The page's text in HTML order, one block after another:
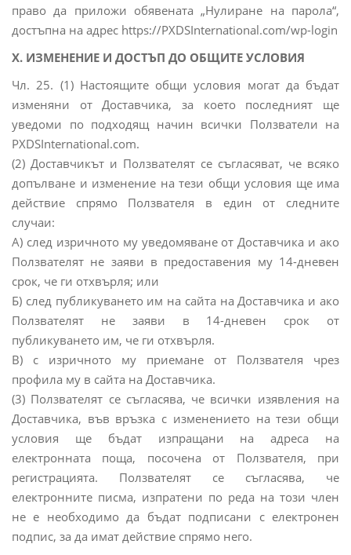
право да приложи обявената „Нулиране на парола“,
достъпна на адрес https://PXDSInternational.com/wp-login
X. ИЗМЕНЕНИЕ И ДОСТЪП ДО ОБЩИТЕ УСЛОВИЯ
Чл. 25. (1) Настоящите общи условия могат да бъдат
изменяни от Доставчика, за което последният ще
уведоми по подходящ начин всички Ползватели на
PXDSInternational.com.
(2) Доставчикът и Ползвателят се съгласяват, че всяко
допълване и изменение на тези общи условия ще има
действие спрямо Ползвателя в един от следните
случаи:
А) след изричното му уведомяване от Доставчика и ако
Ползвателят не заяви в предоставения му 14-дневен
срок, че ги отхвърля; или
Б) след публикуването им на сайта на Доставчика и ако
Ползвателят не заяви в 14-дневен срок от
публикуването им, че ги отхвърля.
В) с изричното му приемане от Ползвателя чрез
профила му в сайта на Доставчика.
(3) Ползвателят се съгласява, че всички изявления на
Доставчика, във връзка с изменението на тези общи
условия ще бъдат изпращани на адреса на
електронната поща, посочена от Ползвателя, при
регистрацията. Ползвателят се съгласява, че
електронните писма, изпратени по реда на този член
не е необходимо да бъдат подписани с електронен
подпис, за да имат действие спрямо него.